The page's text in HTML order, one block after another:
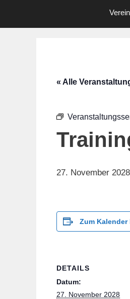
Verein
« Alle
27. November
Zum
DETAILS
Datum:
27. November 2028